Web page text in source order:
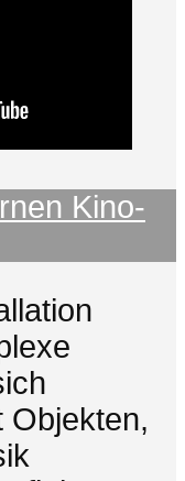
Kino-
Objekten,